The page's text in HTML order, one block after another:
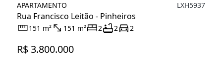
APARTAMENTO
Rua Francisco Leitão - Pinheiros
LXH5937
151 m² 151 m² 2 2 2
R$ 3.800.000